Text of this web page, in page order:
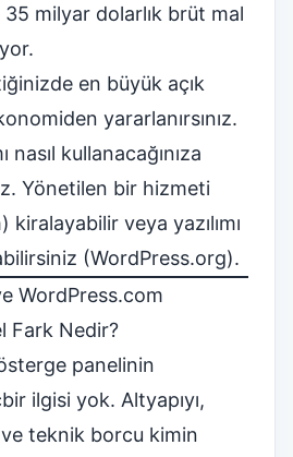
35 milyar dolarlık brüt mal
en büyük açık
yararlanırsınız.
nasıl kullanacağınıza
Yönetilen bir hizmeti
kiralayabilir veya yazılımı
(WordPress.org).
WordPress.com
Fark Nedir?
panelinin
ilgisi yok. Altyapıyı,
teknik borcu kimin